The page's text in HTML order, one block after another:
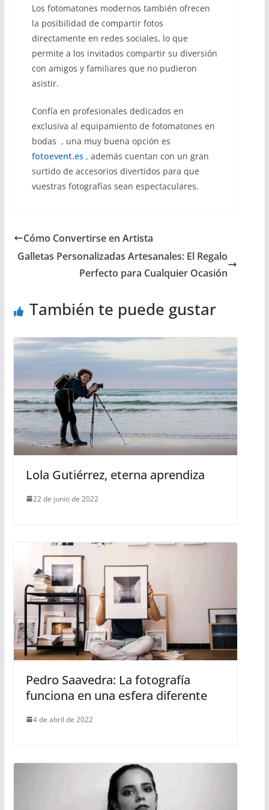
Los fotomatones modernos también ofrecen
la posibilidad de compartir fotos
directamente en redes sociales, lo que
permite a los invitados compartir su diversión
con amigos y familiares que no pudieron
asistir.
Confía en profesionales dedicados en
exclusiva al equipamiento de fotomatones en
bodas , una muy buena opción es
fotoevent.es, además cuentan con un gran
surtido de accesorios divertidos para que
vuestras fotografías sean espectaculares.
Cómo Convertirse en Artista
Galletas Personalizadas Artesanales: El Regalo
Perfecto para Cualquier Ocasión
También te puede gustar
Lola Gutiérrez, eterna aprendiza
22 de junio de 2022
Pedro Saavedra: La fotografía
funciona en una esfera diferente
4 de abril de 2022